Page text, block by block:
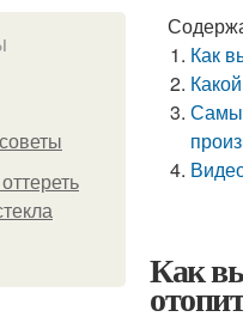
Как
Как